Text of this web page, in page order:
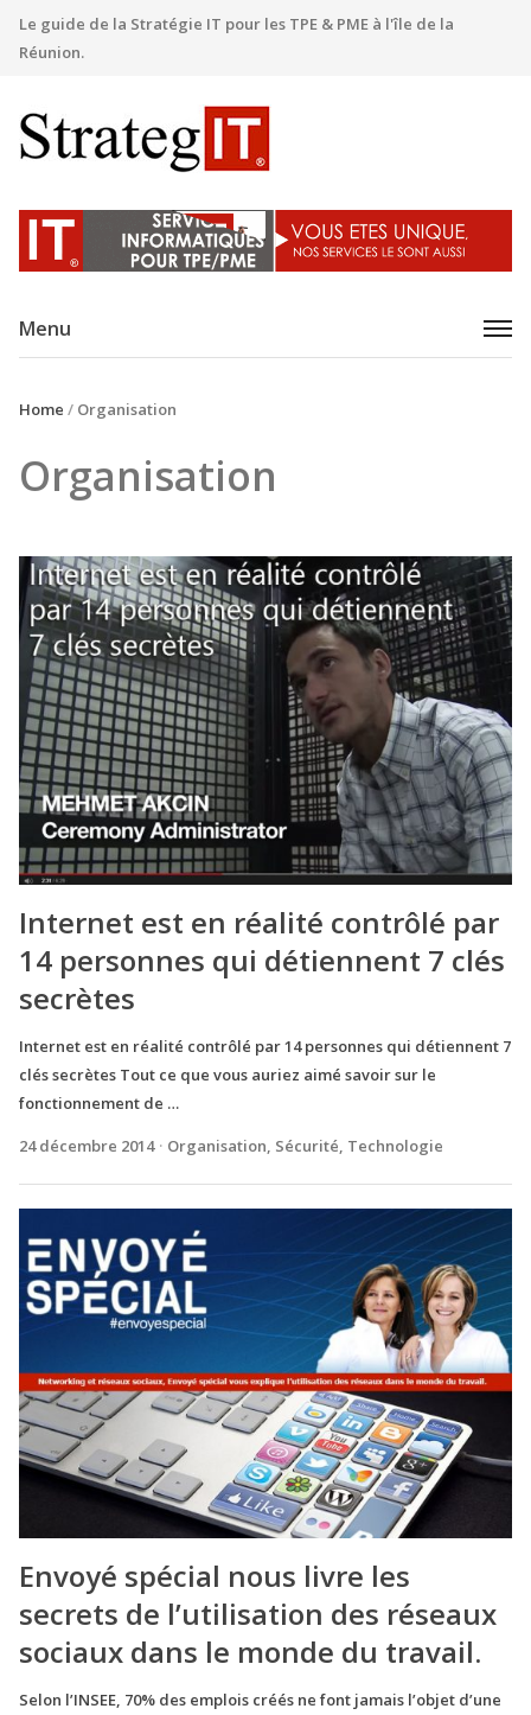
Le guide de la Stratégie IT pour les TPE & PME à l'île de la
Réunion.
Menu
Home / Organisation
Organisation
Internet est en réalité contrôlé par
14 personnes qui détiennent 7 clés
secrètes
Internet est en réalité contrôlé par 14 personnes qui détiennent 7
clés secrètes Tout ce que vous auriez aimé savoir sur le
fonctionnement de …
24 décembre 2014
Organisation, Sécurité, Technologie
Envoyé spécial nous livre les
secrets de l’utilisation des réseaux
sociaux dans le monde du travail.
Selon l’INSEE, 70% des emplois créés ne font jamais l’objet d’une